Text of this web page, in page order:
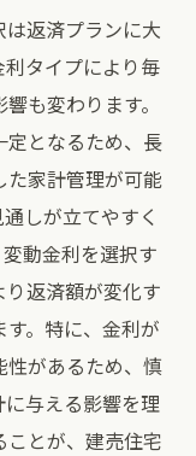
返済プランに大
タイプにより毎
も変わります。
定となるため、長
た家計管理が可能
しが立てやすく
動金利を選択す
返済額が変化す
。特に、金利が
性があるため、慎
与える影響を理
とが、建売住宅